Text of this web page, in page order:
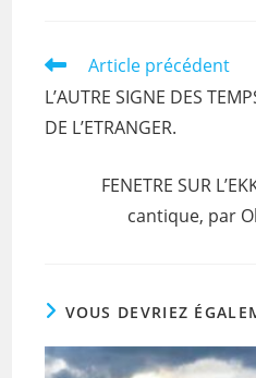
o
k
p
Read
articles
Article précédent
L’AUTRE SIGNE DES
DE L’ETRANGER.
FENETRE SUR
cantique, par
VOUS DEVRIEZ